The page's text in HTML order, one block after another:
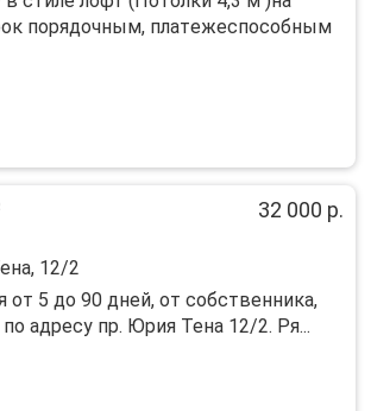
поpядочным, платeжeспоcoбным
32 000 р.
12/2
от 5 до 90 дней, от собственника,
адресу пр. Юрия Тена 12/2. Ря...